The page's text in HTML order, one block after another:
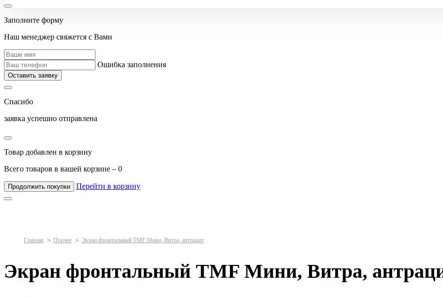
Заполните форму
Наш менеджер свяжется с Вами
Ошибка заполнения
Оставить заявку
Спасибо
заявка успешно отправлена
Товар добавлен в корзину
Всего товаров в вашей корзине – 0
Продолжить покупки Перейти в корзину
Главная Прочее Экран фронтальный TMF Мини, Витра, антрацит
Экран фронтальный TMF Мини, Витра,